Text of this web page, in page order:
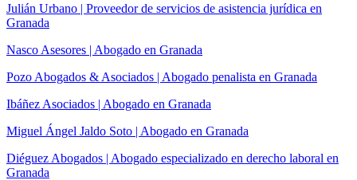
Julián Urbano | Proveedor de servicios de asistencia jurídica en
Granada
Nasco Asesores | Abogado en Granada
Pozo Abogados & Asociados | Abogado penalista en Granada
Ibáñez Asociados | Abogado en Granada
Miguel Ángel Jaldo Soto | Abogado en Granada
Diéguez Abogados | Abogado especializado en derecho laboral en
Granada